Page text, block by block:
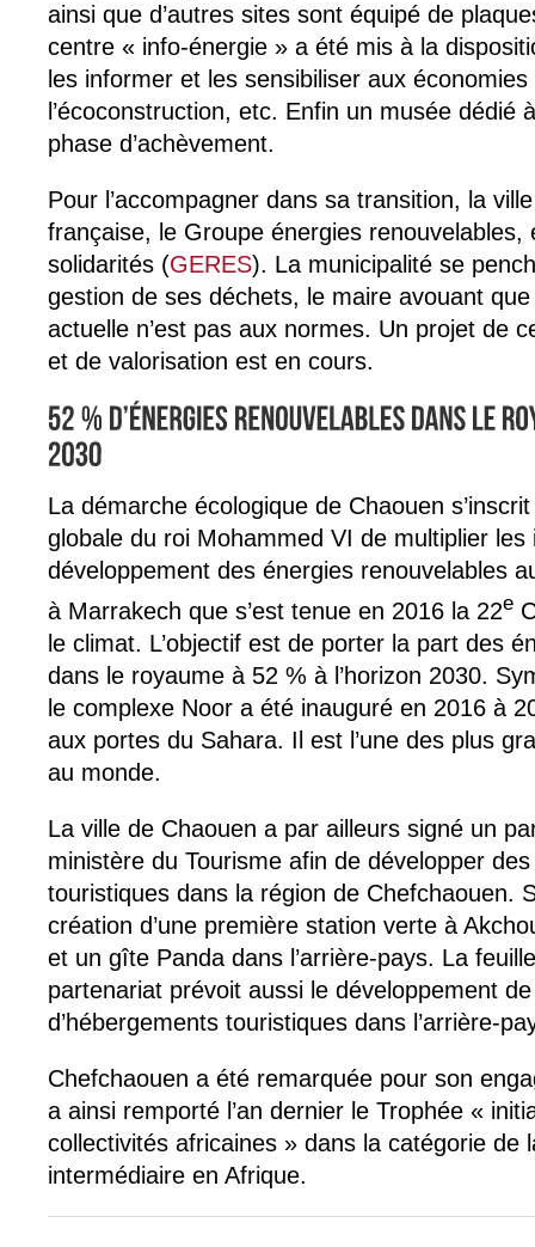
ainsi que d’autres sites sont équipé de
centre « info-énergie » a été mis à la
les informer et les sensibiliser aux économies
l’écoconstruction, etc. Enfin un musée dédié
phase d’achèvement.
Pour l’accompagner dans sa transition, la
française, le Groupe énergies renouvelables,
solidarités (GERES). La municipalité se
gestion de ses déchets, le maire avouant
actuelle n’est pas aux normes. Un projet de
et de valorisation est en cours.
La démarche écologique de Chaouen
globale du roi Mohammed VI de multiplier
développement des énergies renouvelables
à Marrakech que s’est tenue en 2016 la 22e
le climat. L’objectif est de porter la part des
dans le royaume à 52 % à l’horizon 2030.
le complexe Noor a été inauguré en 2016 à
aux portes du Sahara. Il est l’une des plus
au monde.
La ville de Chaouen a par ailleurs signé un
ministère du Tourisme afin de développer
touristiques dans la région de Chefchaouen.
création d’une première station verte à
et un gîte Panda dans l’arrière-pays. La
partenariat prévoit aussi le développement
d’hébergements touristiques dans l’arrière-
Chefchaouen a été remarquée pour son
a ainsi remporté l’an dernier le Trophée «
collectivités africaines » dans la catégorie de
intermédiaire en Afrique.